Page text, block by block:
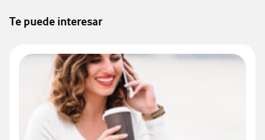
Te puede interesar